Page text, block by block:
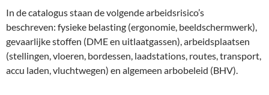
In de catalogus staan de volgende arbeidsrisico’s
beschreven: fysieke belasting (ergonomie, beeldschermwerk),
gevaarlijke stoffen (DME en uitlaatgassen), arbeidsplaatsen
(stellingen, vloeren, bordessen, laadstations, routes, transport,
accu laden, vluchtwegen) en algemeen arbobeleid (BHV).